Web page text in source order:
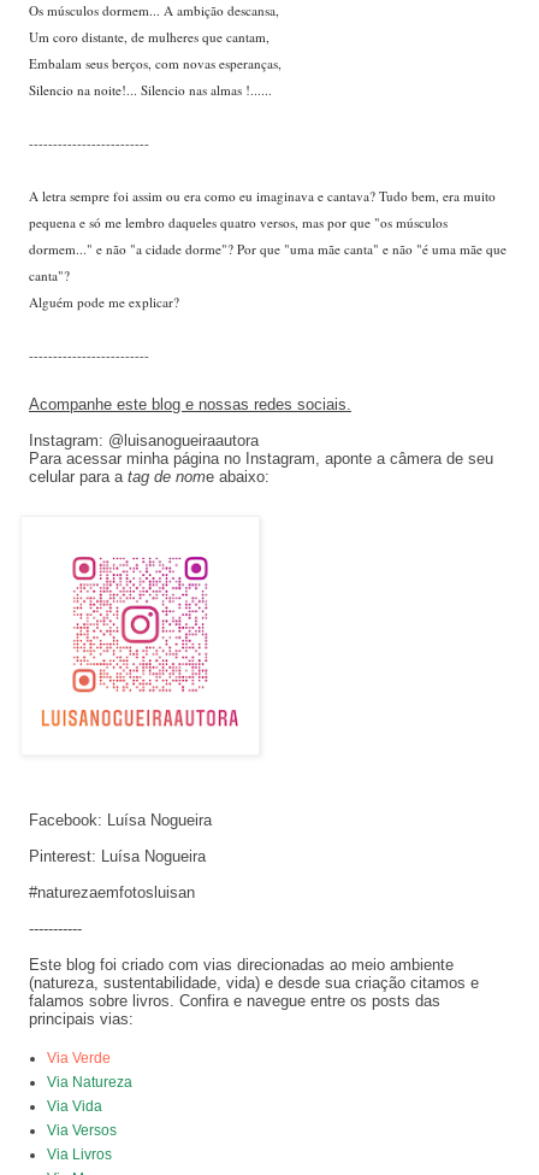
Os músculos dormem... A ambição descansa,
Um coro distante, de mulheres que cantam,
Embalam seus berços, com novas esperanças,
Silencio na noite!... Silencio nas almas !......
-------------------------
A letra sempre foi assim ou era como eu imaginava e cantava? Tudo bem, era muito
pequena e só me lembro daqueles quatro versos, mas por que "os músculos
dormem..." e não "a cidade dorme"? Por que "uma mãe canta" e não "é uma mãe que
canta"?
Alguém pode me explicar?
-------------------------
Acompanhe este blog e nossas redes sociais.
Instagram: @luisanogueiraautora
Para acessar minha página no Instagram, aponte a câmera de seu
celular para a tag de nome abaixo:
Facebook: Luísa Nogueira
Pinterest: Luísa Nogueira
#naturezaemfotosluisan
-----------
Este blog foi criado com vias direcionadas ao meio ambiente
(natureza, sustentabilidade, vida) e desde sua criação citamos e
falamos sobre livros. Confira e navegue entre os posts das
principais vias:
Via Verde
Via Natureza
Via Vida
Via Versos
Via Livros